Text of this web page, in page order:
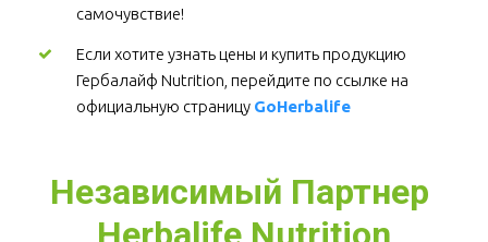
самочувствие!
Если хотите узнать цены и купить продукцию
Гербалайф Nutrition, перейдите по ссылке на
официальную страницу GoHerbalife
Независимый Партнер